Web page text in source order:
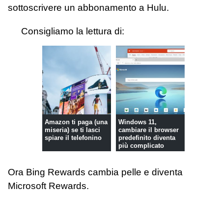
sottoscrivere un abbonamento a Hulu.
Consigliamo la lettura di:
Amazon ti paga (una
miseria) se ti lasci
spiare il telefonino
Windows 11,
cambiare il browser
predefinito diventa
più complicato
Ora Bing Rewards cambia pelle e diventa
Microsoft Rewards.